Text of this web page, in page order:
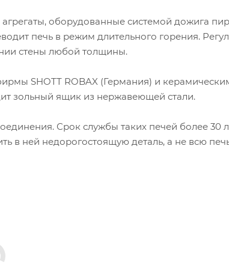
оборудованные системой дожига
печь в режим длительного горения.
стены любой толщины.
SHOTT ROBAX (Германия) и
зольный ящик из нержавеющей стали.
Срок службы таких печей более 30
в ней недорогостоящую деталь, а не всю